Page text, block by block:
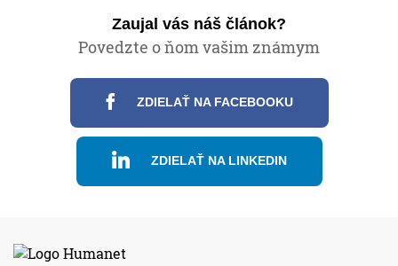
Zaujal vás náš článok?
Povedzte o ňom vašim známym
ZDIELAŤ NA FACEBOOKU
ZDIELAŤ NA LINKEDIN